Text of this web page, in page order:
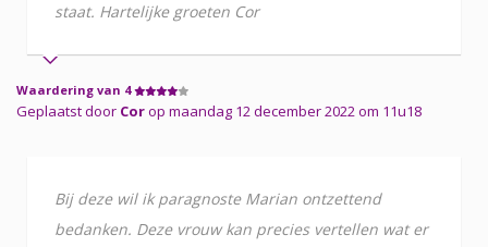
staat. Hartelijke groeten Cor
Waardering van 4
Geplaatst door Corop maandag 12 december 2022 om 11u18
Bij deze wil ik paragnoste Marian ontzettend
bedanken. Deze vrouw kan precies vertellen wat er